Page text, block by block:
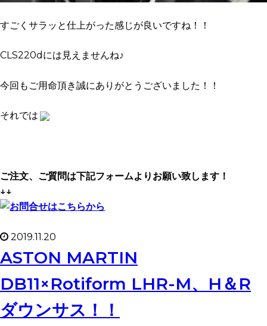
すごくサラッと仕上がった感じが良いですね！！
CLS220dには見えませんね♪
今回もご用命頂き誠にありがとうございました！！
それでは
ご注文、ご質問は下記フォームよりお願い致します！
↓↓
2019.11.20
ASTON MARTIN
DB11×Rotiform LHR-M、H＆R
ダウンサス！！